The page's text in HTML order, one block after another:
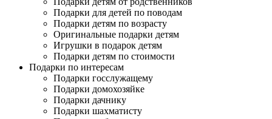
Подарки для детей по поводам
Подарки детям по возрасту
Оригинальные подарки детям
Игрушки в подарок детям
Подарки детям по стоимости
Подарки по интересам
Подарки госслужащему
Подарки домохозяйке
Подарки дачнику
Подарки шахматисту